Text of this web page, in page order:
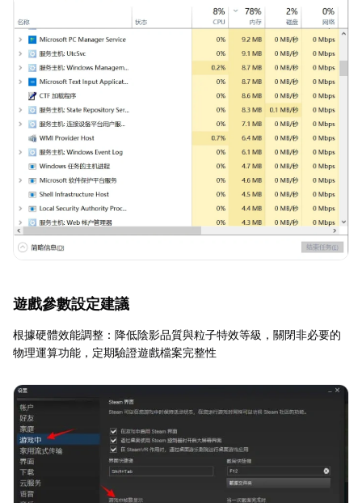
遊戲參數設定建議
根據硬體效能調整：降低陰影品質與粒子特效等級，關閉非必要的
物理運算功能，定期驗證遊戲檔案完整性